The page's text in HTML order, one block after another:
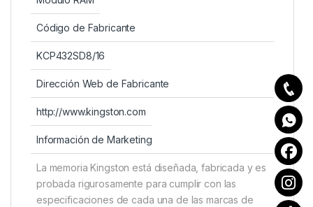
Código de Fabricante
KCP432SD8/16
Dirección Web de Fabricante
http://www.kingston.com
Información de Marketing
La memoria Kingston está diseñada, fabricada y es
probada rigurosamente para cumplir con las
especificaciones de cada una de las marcas de